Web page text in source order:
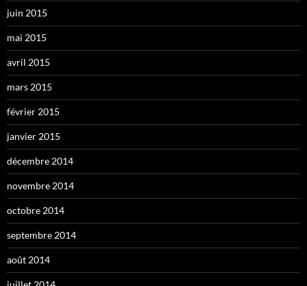
juin 2015
mai 2015
avril 2015
mars 2015
février 2015
janvier 2015
décembre 2014
novembre 2014
octobre 2014
septembre 2014
août 2014